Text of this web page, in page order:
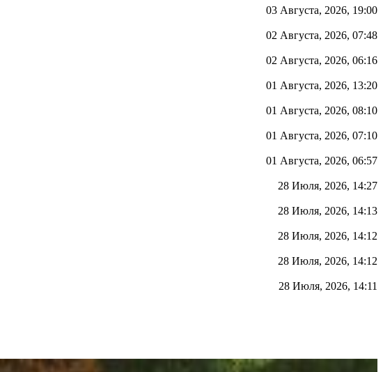
03 Августа, 2026, 19:00
02 Августа, 2026, 07:48
02 Августа, 2026, 06:16
01 Августа, 2026, 13:20
01 Августа, 2026, 08:10
01 Августа, 2026, 07:10
01 Августа, 2026, 06:57
28 Июля, 2026, 14:27
28 Июля, 2026, 14:13
28 Июля, 2026, 14:12
28 Июля, 2026, 14:12
28 Июля, 2026, 14:11